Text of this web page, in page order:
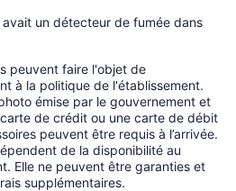
avait un détecteur de fumée dans
peuvent faire l'objet de
à la politique de l'établissement.
émise par le gouvernement et
de crédit ou une carte de débit
peuvent être requis à l’arrivée.
de la disponibilité au
Elle ne peuvent être garanties et
supplémentaires.